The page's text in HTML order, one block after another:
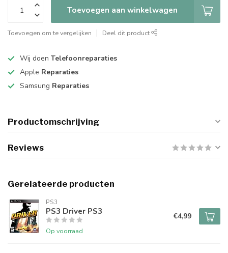
Toevoegen aan winkelwagen
Toevoegen om te vergelijken Deel dit product
Wij doen Telefoonreparaties
Apple Reparaties
Samsung Reparaties
Productomschrijving
Reviews
Gerelateerde producten
PS3
PS3 Driver PS3
Op voorraad
€4,99